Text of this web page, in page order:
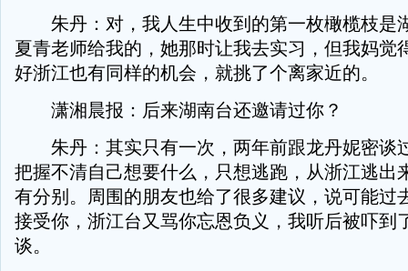
朱丹：对，我人生中收到的第一枚橄榄枝是
夏青老师给我的，她那时让我去实习，但我妈觉
好浙江也有同样的机会，就挑了个离家近的。
潇湘晨报：后来湖南台还邀请过你？
朱丹：其实只有一次，两年前跟龙丹妮密谈
把握不清自己想要什么，只想逃跑，从浙江逃出
有分别。周围的朋友也给了很多建议，说可能过
接受你，浙江台又骂你忘恩负义，我听后被吓到
谈。